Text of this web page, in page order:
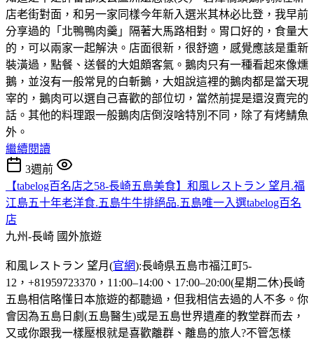
店老街對面，和另一家同樣今年新入選米其林必比登，我早前
分享過的「北鴨鴨肉羹」隔著大馬路相對。胃口好的，食量大
的，可以兩家一起解決。店面很新，很舒適，感覺應該是重新
裝潢過，點餐、送餐的大姐頗客氣。鵝肉只有一種看起來像燻
鵝，並沒有一般常見的白斬鵝，大姐說這裡的鵝肉都是當天現
宰的，鵝肉可以選自己喜歡的部位切，當然前提是還沒賣完的
話。其他的料理跟一般鵝肉店倒沒啥特別不同，除了有烤鯖魚
外。
繼續閱讀
3週前
【tabelog百名店之58-長崎五島美食】和風レストラン 望月.福
江島五十年老洋食.五島牛牛排絕品.五島唯一入選tabelog百名
店
九州-長崎 國外旅遊
和風レストラン 望月(官網):長崎県五島市福江町5-
12，+81959723370，11:00–14:00、17:00–20:00(星期二休)長崎
五島相信略懂日本旅遊的都聽過，但我相信去過的人不多。你
會因為五島日劇(五島醫生)或是五島世界遺產的教堂群而去，
又或你跟我一樣壓根就是喜歡離群、離島的旅人?不管怎樣